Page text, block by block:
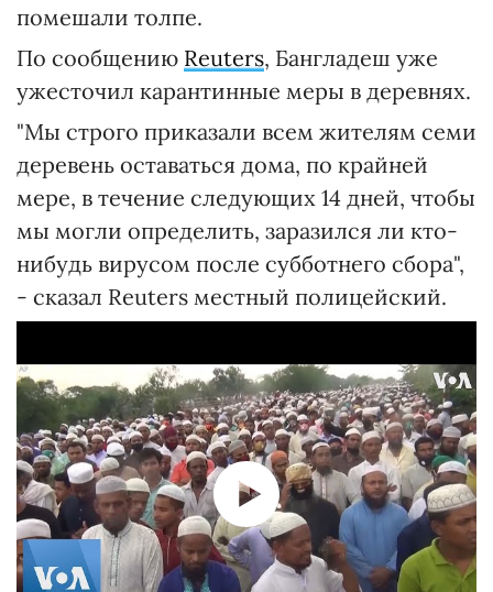
помешали толпе.
По сообщению Reuters, Бангладеш уже
ужесточил карантинные меры в деревнях.
"Мы строго приказали всем жителям семи
деревень оставаться дома, по крайней
мере, в течение следующих 14 дней, чтобы
мы могли определить, заразился ли кто-
нибудь вирусом после субботнего сбора",
- сказал Reuters местный полицейский.